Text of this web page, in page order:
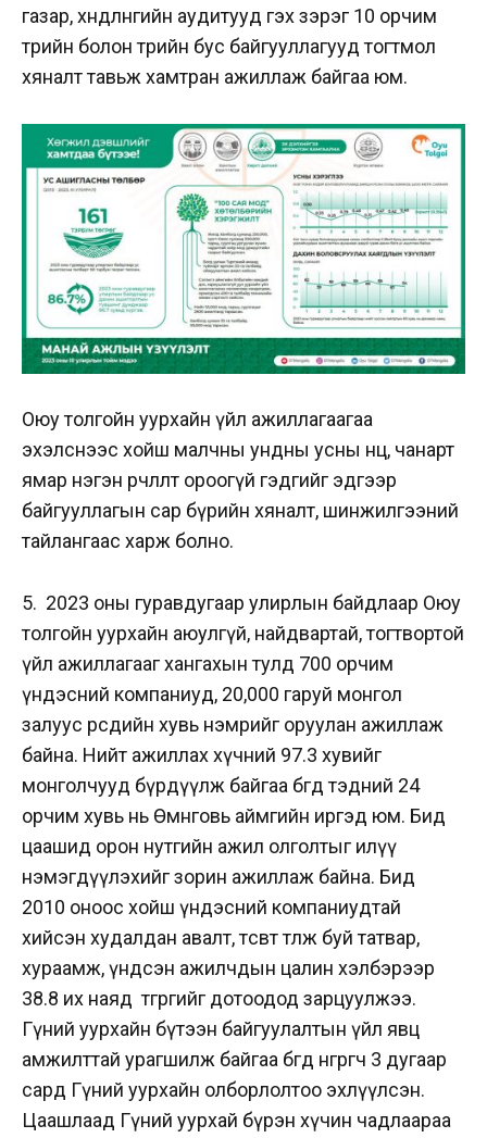
газар, хөндлөнгийн аудитууд гэх зэрэг 10 орчим
төрийн болон төрийн бус байгууллагууд тогтмол
хяналт тавьж хамтран ажиллаж байгаа юм.
Оюу толгойн уурхайн үйл ажиллагаагаа
эхэлснээс хойш малчны ундны усны нөөц, чанарт
ямар нэгэн өөрчлөлт ороогүй гэдгийг эдгээр
байгууллагын сар бүрийн хяналт, шинжилгээний
тайлангаас харж болно.
5. 2023 оны гуравдугаар улирлын байдлаар Оюу
толгойн уурхайн аюулгүй, найдвартай, тогтвортой
үйл ажиллагааг хангахын тулд 700 орчим
үндэсний компаниуд, 20,000 гаруй монгол
залуус өөрсдийн хувь нэмрийг оруулан ажиллаж
байна. Нийт ажиллах хүчний 97.3 хувийг
монголчууд бүрдүүлж байгаа бөгөөд тэдний 24
орчим хувь нь Өмнөговь аймгийн иргэд юм. Бид
цаашид орон нутгийн ажил олголтыг илүү
нэмэгдүүлэхийг зорин ажиллаж байна. Бид
2010 оноос хойш үндэсний компаниудтай
хийсэн худалдан авалт, төсөвт төлж буй татвар,
хураамж, үндсэн ажилчдын цалин хэлбэрээр
38.8 их наяд төгрөгийг дотоодод зарцуулжээ.
Гүний уурхайн бүтээн байгуулалтын үйл явц
амжилттай урагшилж байгаа бөгөөд өнгөрөгч 3 дугаар
сард Гүний уурхайн олборлолтоо эхлүүлсэн.
Цаашлаад Гүний уурхай бүрэн хүчин чадлаараа